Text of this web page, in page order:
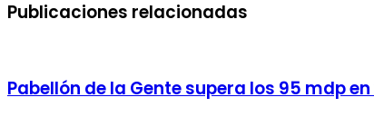
Publicaciones relacionadas
Pabellón de la Gente supera los 95 mdp